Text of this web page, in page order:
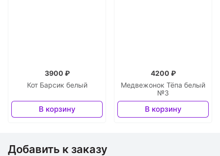
Кот Барсик белый
3900 ₽
В корзину
Медвежонок Тёпа белый
№3
4200 ₽
В корзину
Добавить к заказу